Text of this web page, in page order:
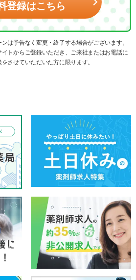
登録はこちら
は予告なく変更・終了する場合がございます。
トからご登録いただき、ご来社またはお電話に
させていただいた方に限ります。